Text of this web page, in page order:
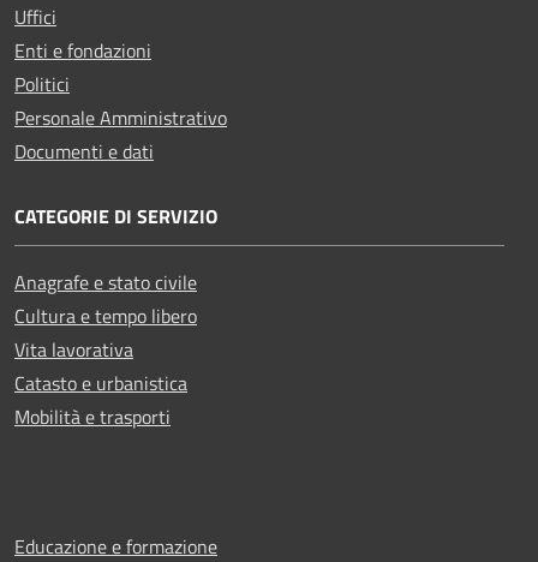
Uffici
Enti e fondazioni
Politici
Personale Amministrativo
Documenti e dati
CATEGORIE DI SERVIZIO
Anagrafe e stato civile
Cultura e tempo libero
Vita lavorativa
Catasto e urbanistica
Mobilità e trasporti
Educazione e formazione